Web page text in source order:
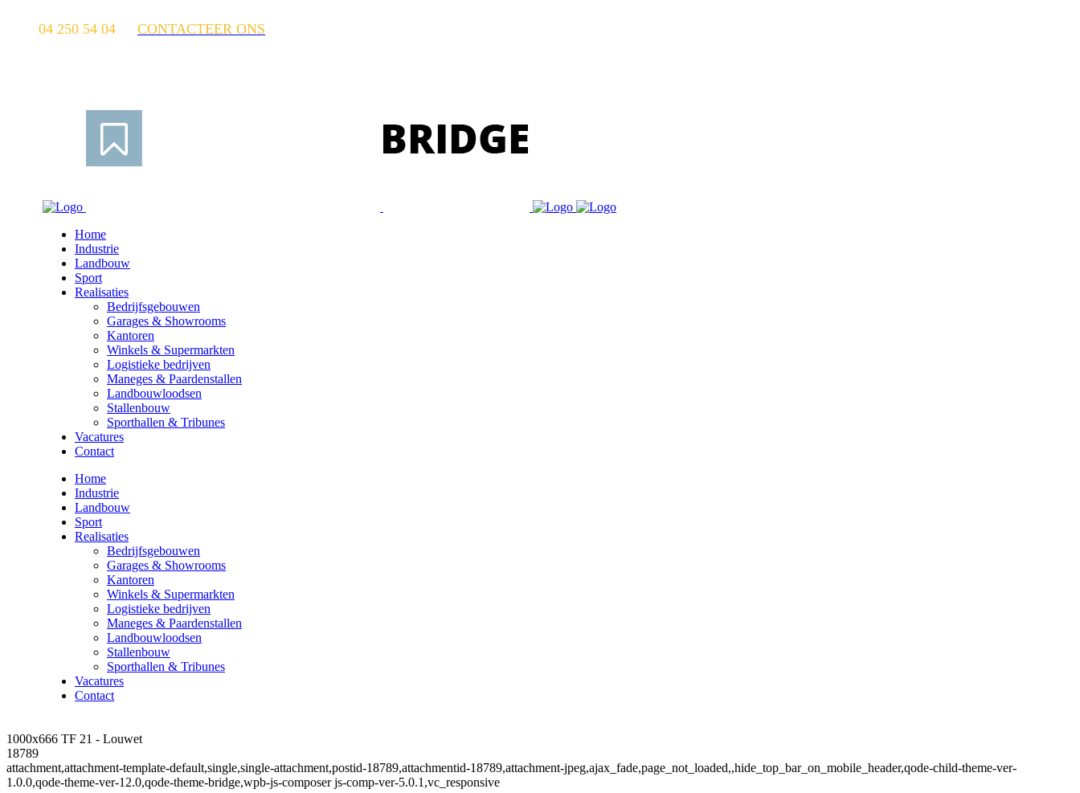
04 250 54 04 CONTACTEER ONS
Home
Industrie
Landbouw
Sport
Realisaties
Bedrijfsgebouwen
Garages & Showrooms
Kantoren
Winkels & Supermarkten
Logistieke bedrijven
Maneges & Paardenstallen
Landbouwloodsen
Stallenbouw
Sporthallen & Tribunes
Vacatures
Contact
Home
Industrie
Landbouw
Sport
Realisaties
Bedrijfsgebouwen
Garages & Showrooms
Kantoren
Winkels & Supermarkten
Logistieke bedrijven
Maneges & Paardenstallen
Landbouwloodsen
Stallenbouw
Sporthallen & Tribunes
Vacatures
Contact
1000x666 TF 21 - Louwet
18789
attachment,attachment-template-default,single,single-attachment,postid-18789,attachmentid-18789,attachment-jpeg,ajax_fade,page_not_loaded,,hide_top_bar_on_mobile_header,qode-child-theme-ver-
1.0.0,qode-theme-ver-12.0,qode-theme-bridge,wpb-js-composer js-comp-ver-5.0.1,vc_responsive